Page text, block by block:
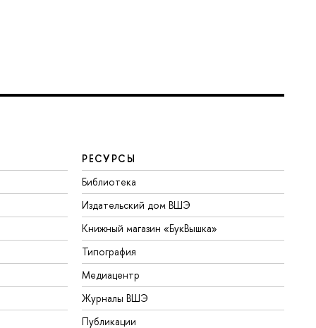
РЕСУРСЫ
Библиотека
Издательский дом ВШЭ
Книжный магазин «БукВышка»
Типография
Медиацентр
Журналы ВШЭ
Публикации